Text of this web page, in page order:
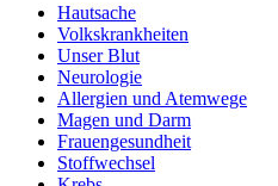
Hautsache
Volkskrankheiten
Unser Blut
Neurologie
Allergien und Atemwege
Magen und Darm
Frauengesundheit
Stoffwechsel